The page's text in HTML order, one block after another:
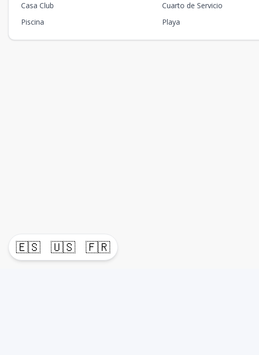
🇪🇸 🇺🇸 🇫🇷
Casa Club
Cuarto de Servicio
Piscina
Playa